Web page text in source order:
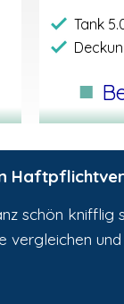
Tank
■
schön knifflig